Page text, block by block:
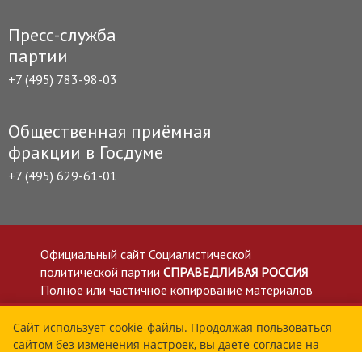
Пресс-служба
партии
+7 (495) 783-98-03
Общественная приёмная
фракции в Госдуме
+7 (495) 629-61-01
Официальный сайт Социалистической
политической партии СПРАВЕДЛИВАЯ РОССИЯ
Полное или частичное копирование материалов
приветствуется со ссылкой на сайт spravedlivo.ru
Политика в отношении обработки персональных
данных
Сайт использует cookie-файлы. Продолжая пользоваться
сайтом без изменения настроек, вы даёте согласие на